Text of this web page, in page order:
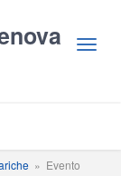
» Evento